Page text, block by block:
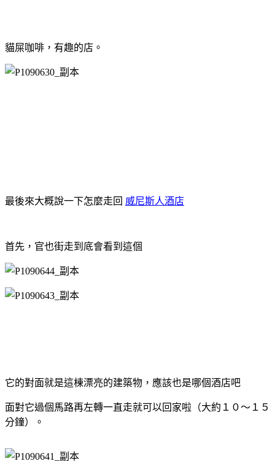
貓屎咖啡，有趣的店。
最後來大概說一下怎麼走回 威尼斯人酒店
首先，官也街走到底會看到這個
它的對面就是這棟漂亮的建築物，應該也是哪個酒店吧
面對它過個馬路再左轉一直走就可以回家啦（大約１０～１５
分鐘）。